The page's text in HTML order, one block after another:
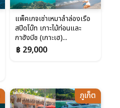
แพ็คเกจเช่าเหมาลำล่องเรือ
สปีดโบ๊ท เกาะไม้ท่อนและ
กาฮังบีช (เกาะเฮ)...
฿ 29,000
ภูเก็ต